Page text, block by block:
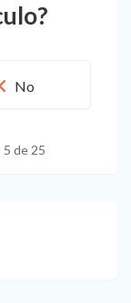
de 25